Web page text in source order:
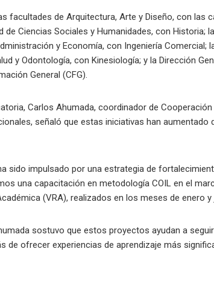
facultades de Arquitectura, Arte y Diseño, con las
de Ciencias Sociales y Humanidades, con Historia;
y Economía, con Ingeniería Comercial;
y Odontología, con Kinesiología; y la Dirección
General (CFG).
Carlos Ahumada, coordinador de
señaló que estas iniciativas han
sido impulsado por una estrategia de
una capacitación en metodología COIL en el
(VRA), realizados en los meses de enero y
sostuvo que estos proyectos ayudan a
de ofrecer experiencias de aprendizaje más